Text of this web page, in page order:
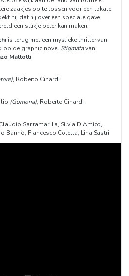
zaakjes op te lossen voor een lokale
hij dat hij over een speciale gave
een stukje beter kan maken.
is terug met een mystieke thriller van
op de graphic novel Stigmatavan
Mattotti.
, Roberto Cinardi
(Gomorra), Roberto Cinardi
Santamari1a, Silvia D'Amico,
Bannò, Francesco Colella, Lina Sastri